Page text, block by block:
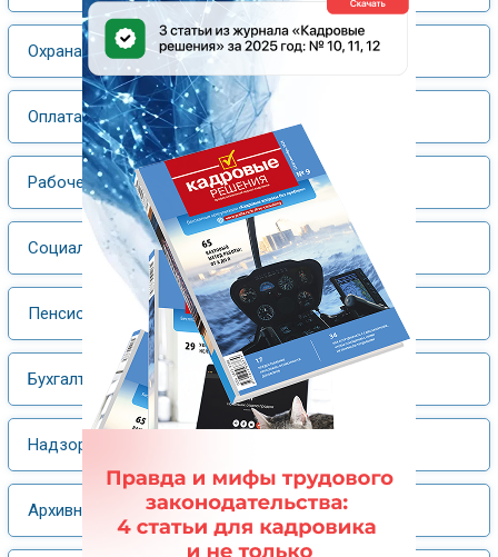
Охрана труда
Оплата труда
Рабочее время
Социальное обеспечение
Пенсионное обеспечение
Бухгалтерия и кадры
Надзор и контроль
Архивное дело